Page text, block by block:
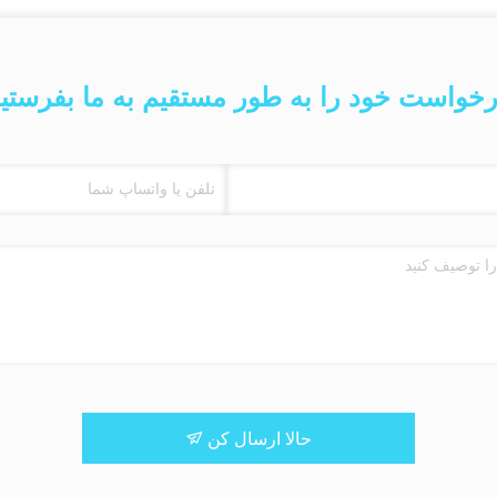
خود را به طور مستقیم به ما
حالا ارسال کن